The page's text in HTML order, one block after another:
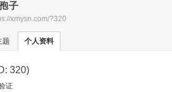
子
xmysn.com/?320
题 个人资料
320)
证